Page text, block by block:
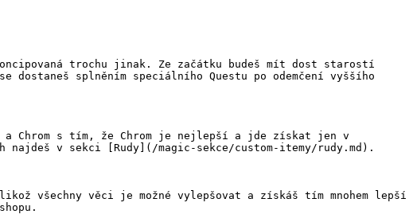
trochu jinak. Ze začátku budeš mít dost starostí
splněním speciálního Questu po odemčení vyššího
a Chrom s tím, že Chrom je nejlepší a jde získat jen v
v sekci [Rudy](/magic-sekce/custom-itemy/rudy.md).
všechny věci je možné vylepšovat a získáš tím mnohem lepší